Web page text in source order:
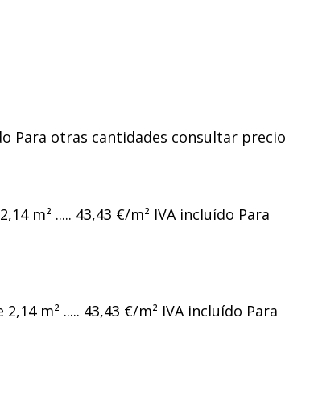
Para otras cantidades consultar precio
m² ..... 43,43 €/m² IVA incluído Para
m² ..... 43,43 €/m² IVA incluído Para